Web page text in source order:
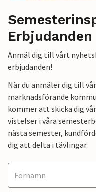
Erbjudanden
Anmäl dig till vårt
erbjudanden!
När du anmäler dig till
marknadsförande
kommer att skicka dig
vistelser i våra
nästa semester,
dig att delta i tävlingar.